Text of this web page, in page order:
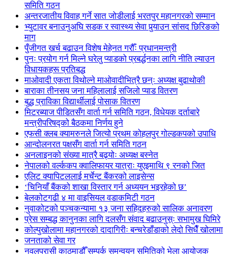
समिति गठन
अन्तरजातीय विवाह गर्ने सात जोडीलाई भरतपुर महानगरको सम्मान
भ्युटावर बनाउनुअघि सडक र स्वास्थ्य सेवा पुर्‍याउन सांसद छिरिङको
माग
पुँजीगत खर्च बढाउन विशेष मेहेनत गरौँः प्रधानमन्त्री
पुनः प्रयोग गर्न मिल्ने घरेलु प्याडको प्रबर्द्धनका लागि नीति ल्याउन
विधायकहरू प्रतिबद्ध
माओवादी एकता विथोल्ने माओवादीभित्रै छन्ः अध्यक्ष बुढाथोकी
बाराका तीनसय जना महिलालाई सजिलो प्याड वितरण
बुद्ध प्राविका विद्यार्थीलाई पोसाक वितरण
मिटरब्याज पीडितसँग वार्ता गर्न समिति गठन, विधेयक दर्ताबारे
मन्त्रीपरिषद्को बैठकमा निर्णय हुने
एफसी क्लब क्यामरुनले जित्यो प्रथम कोहलपुर गोल्डकपको उपाधि
आन्दोलनरत पक्षसँग वार्ता गर्न समिति गठन
अनलाइनको संख्या मात्रै बढ्योः अध्यक्ष बस्नेत
नेपालको वर्ल्ककप क्वालिफायर यात्राः युएइमाथि ९ रनको जित
एलिट क्यापिटललाई मर्चेन्ट बैंकरको लाइसेन्स
‘चिनियाँ बैंकको शाखा विस्तार गर्न अध्ययन भइरहेको छ’
बेलकोटगढी ४ मा वाइसियल वडाकमिटी गठन
नुवाकोटको पञ्चकन्यामा १३ जना सहिदहरुको सालिक अनावरण
प्रेस सम्बद्ध कानुनका लागि दलसँग संवाद बढाउनुस्ः सभामुख घिमिरे
कोल्पुखोलामा महानगरको दादागिरीः बन्चरेडाँडाको लेदो सिधैँ खोलामा
जनताको सेवा गर
नवलपरासी काठमाडौँ सम्पर्क समन्वयन समितिको भेला आयोजक